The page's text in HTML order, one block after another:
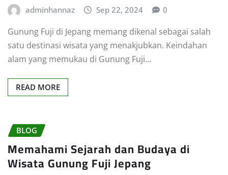
adminhannaz Sep 22, 2024 0
Gunung Fuji di Jepang memang dikenal sebagai salah
satu destinasi wisata yang menakjubkan. Keindahan
alam yang memukau di Gunung Fuji…
READ MORE
BLOG
Memahami Sejarah dan Budaya di
Wisata Gunung Fuji Jepang